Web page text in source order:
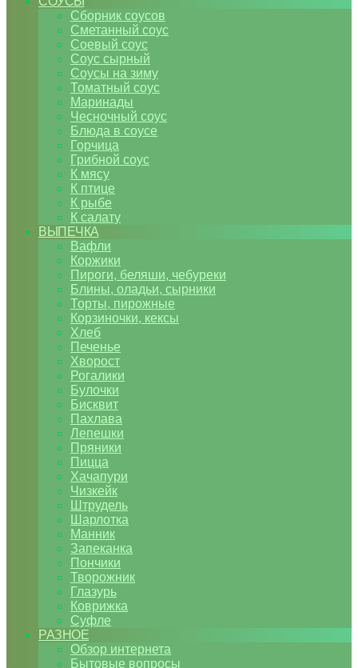
Сборник соусов
Сметанный соус
Соевый соус
Соус сырный
Соусы на зиму
Томатный соус
Маринады
Чесночный соус
Блюда в соусе
Горчица
Грибной соус
К мясу
К птице
К рыбе
К салату
ВЫПЕЧКА
Вафли
Коржики
Пироги, беляши, чебуреки
Блины, оладьи, сырники
Торты, пирожные
Корзиночки, кексы
Хлеб
Печенье
Хворост
Рогалики
Булочки
Бисквит
Пахлава
Лепешки
Пряники
Пицца
Хачапури
Чизкейк
Штрудель
Шарлотка
Манник
Запеканка
Пончики
Творожник
Глазурь
Коврижка
Суфле
РАЗНОЕ
Обзор интернета
Бытовые вопросы